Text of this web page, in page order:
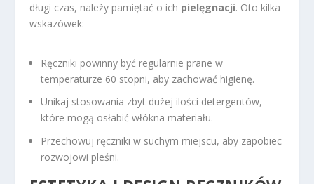
długi czas, należy pamiętać o ich pielęgnacji. Oto kilka
wskazówek:
Ręczniki powinny być regularnie prane w
temperaturze 60 stopni, aby zachować higienę.
Unikaj stosowania zbyt dużej ilości detergentów,
które mogą osłabić włókna materiału.
Przechowuj ręczniki w suchym miejscu, aby zapobiec
rozwojowi pleśni.